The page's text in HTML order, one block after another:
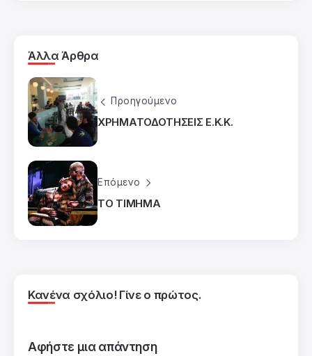
Άλλα Άρθρα
Προηγούμενο
ΧΡΗΜΑΤΟΔΟΤΗΣΕΙΣ Ε.Κ.Κ.
Επόμενο
ΤΟ ΤΙΜΗΜΑ
Κανένα σχόλιο! Γίνε ο πρώτος.
Αφήστε μια απάντηση